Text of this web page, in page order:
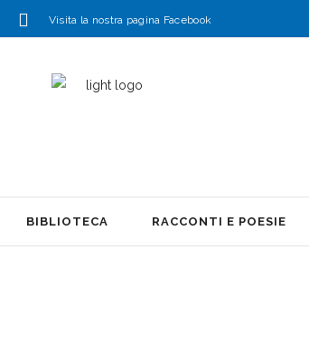
Visita la nostra pagina Facebook
BIBLIOTECA RACCONTI E POESIE